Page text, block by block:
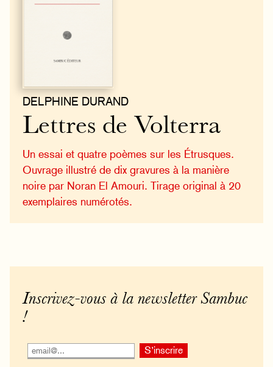
DELPHINE DURAND
Lettres de Volterra
Un essai et quatre poèmes sur les Étrusques.
Ouvrage illustré de dix gravures à la manière
noire par Noran El Amouri. Tirage original à 20
exemplaires numérotés.
Inscrivez-vous à la newsletter Sambuc
!